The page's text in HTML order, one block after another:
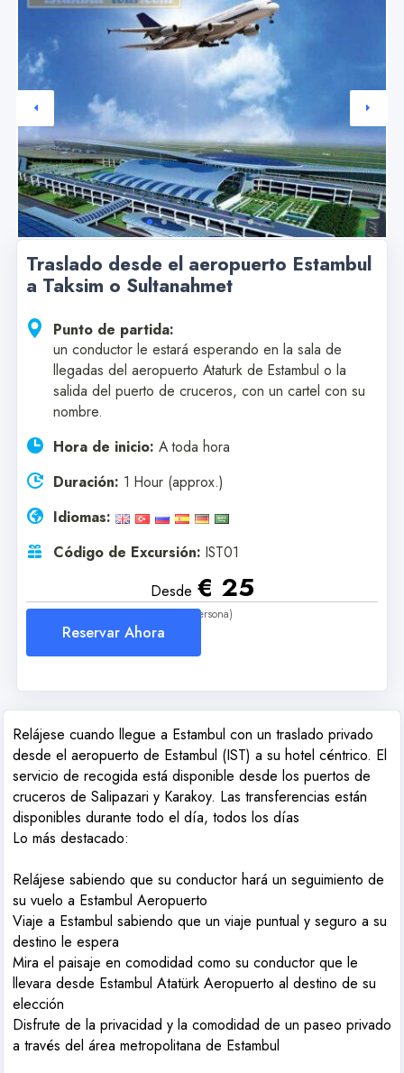
Traslado desde el aeropuerto Estambul
a Taksim o Sultanahmet
Punto de partida:
un conductor le estará esperando en la sala de
llegadas del aeropuerto Ataturk de Estambul o la
salida del puerto de cruceros, con un cartel con su
nombre.
Hora de inicio: A toda hora
Duración: 1 Hour (approx.)
Idiomas:
Código de Excursión: IST01
Desde € 25
(Por Persona)
Reservar Ahora
Relájese cuando llegue a Estambul con un traslado privado
desde el aeropuerto de Estambul (IST) a su hotel céntrico. El
servicio de recogida está disponible desde los puertos de
cruceros de Salipazari y Karakoy. Las transferencias están
disponibles durante todo el día, todos los días
Lo más destacado:
Relájese sabiendo que su conductor hará un seguimiento de
su vuelo a Estambul Aeropuerto
Viaje a Estambul sabiendo que un viaje puntual y seguro a su
destino le espera
Mira el paisaje en comodidad como su conductor que le
llevara desde Estambul Atatürk Aeropuerto al destino de su
elección
Disfrute de la privacidad y la comodidad de un paseo privado
a través del área metropolitana de Estambul